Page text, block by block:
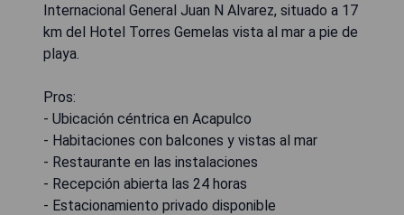
Internacional General Juan N Alvarez, situado a 17
km del Hotel Torres Gemelas vista al mar a pie de
playa.
Pros:
- Ubicación céntrica en Acapulco
- Habitaciones con balcones y vistas al mar
- Restaurante en las instalaciones
- Recepción abierta las 24 horas
- Estacionamiento privado disponible